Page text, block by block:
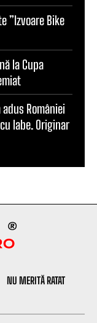
”Izvoare Bike
la Cupa
României
labe. Originar
NU MERITĂ RATAT